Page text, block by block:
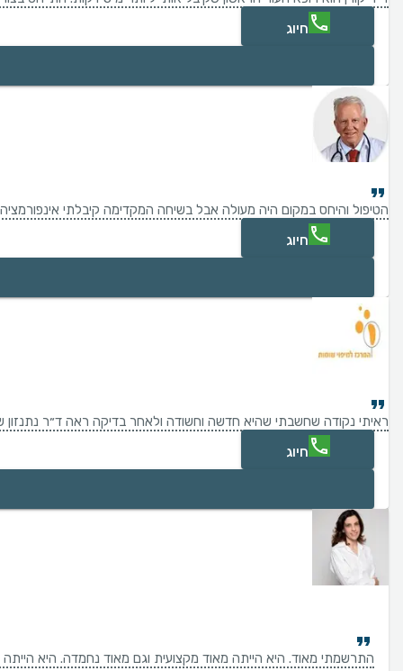
חיוג
הטיפול והיחס במקום היה מעולה אבל בשיחה המקדימה קיבלתי
חיוג
ראיתי נקודה שחשבתי שהיא חדשה וחשודה ולאחר בדיקה ראה ד״ר נתנזון
חיוג
התרשמתי מאוד. היא הייתה מאוד מקצועית וגם מאוד נחמדה. היא